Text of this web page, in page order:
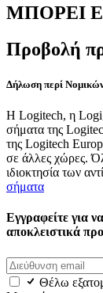
ΜΠΟΡΕΙ
Προβολή
Δήλωση περί
Η Logitech, η Logi,
σήματα της
της Logitech
σε άλλες χώρες.
ιδιοκτησία των
σήματα
Εγγραφείτε για
αποκλειστικά
Θέλω